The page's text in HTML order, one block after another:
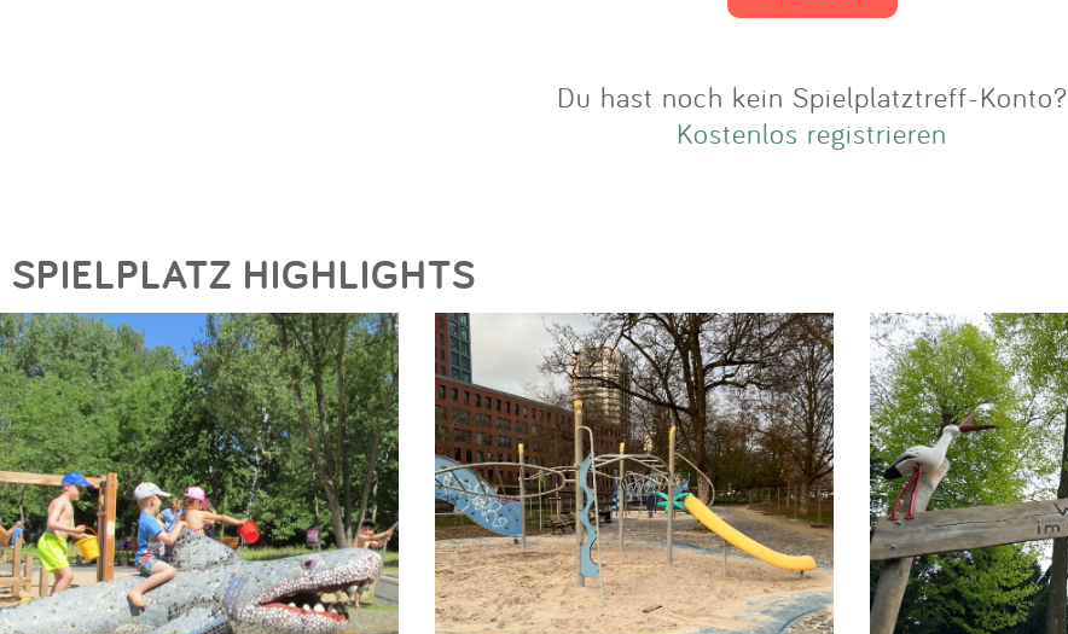
Du hast noch kein Spielplatztreff-Konto?
Kostenlos registrieren
SPIELPLATZ HIGHLIGHTS